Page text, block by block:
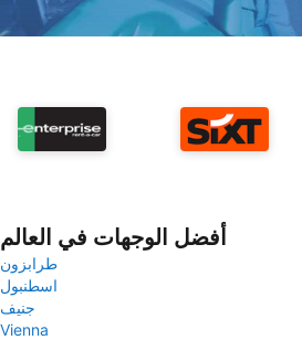
أفضل الوجهات في العالم
طرابزون
اسطنبول
جنيف
Vienna